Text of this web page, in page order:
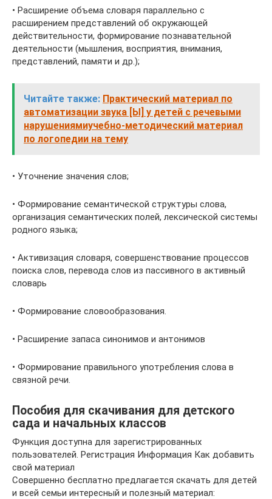
• Расширение объема словаря параллельно с
расширением представлений об окружающей
действительности, формирование познавательной
деятельности (мышления, восприятия, внимания,
представлений, памяти и др.);
Читайте также: Практический материал по
автоматизации звука [Ы] у детей с речевыми
нарушениямиучебно-методический материал
по логопедии на тему
• Уточнение значения слов;
• Формирование семантической структуры слова,
организация семантических полей, лексической системы
родного языка;
• Активизация словаря, совершенствование процессов
поиска слов, перевода слов из пассивного в активный
словарь
• Формирование словообразования.
• Расширение запаса синонимов и антонимов
• Формирование правильного употребления слова в
связной речи.
Пособия для скачивания для детского
сада и начальных классов
Функция доступна для зарегистрированных
пользователей. Регистрация Информация Как добавить
свой материал
Совершенно бесплатно предлагается скачать для детей
и всей семьи интересный и полезный материал: